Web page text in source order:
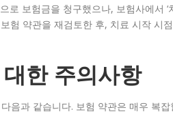
로 보험금을 청구했으나, 보험사에서
험 약관을 재검토한 후, 치료 시작 시
한 주의사항
음과 같습니다. 보험 약관은 매우 복